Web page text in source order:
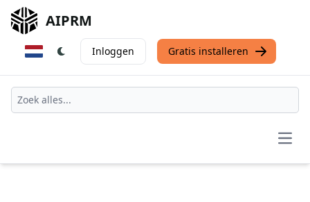
AIPRM
Inloggen Gratis installeren